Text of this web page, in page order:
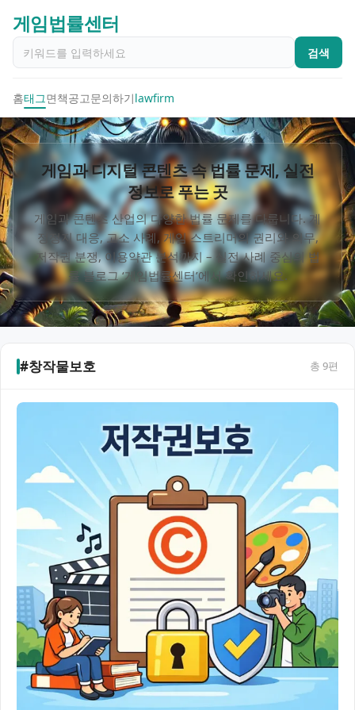
게임법률센터
검색
홈태그면책공고문의하기lawfirm
게임과 디지털 콘텐츠 속 법률 문제, 실전
정보로 푸는 곳
게임과 콘텐츠 산업의 다양한 법률 문제를 다룹니다. 계
정정지 대응, 고소 사례, 게임 스트리머의 권리와 의무,
저작권 분쟁, 이용약관 분석까지 – 실전 사례 중심의 법
#창작물보호 총 9편